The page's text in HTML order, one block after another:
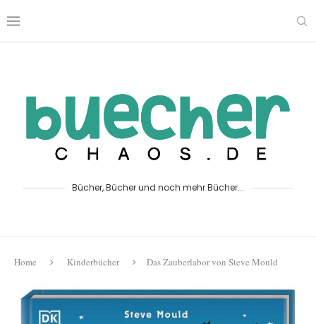
Bücher, Bücher und noch mehr Bücher...
Home Kinderbücher Das Zauberlabor von Steve Mould